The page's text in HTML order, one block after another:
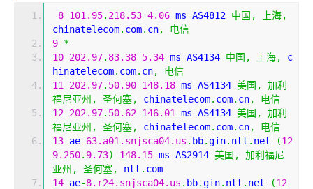
8 101.95. 218.53 4.06 ms AS4812 中国,
上海,
chinatelecom. com. cn,
电信
9 *
10 202.97. 83.38 5.34 ms AS4134 中国, 上海,
c
hinatelecom. com. cn,
电信
11
202.97. 50.90 148.18 ms AS4134 美国,
加利
福尼亚州,
圣何塞, chinatelecom. com. cn,
电信
12 202.97. 50.62 146.01 ms AS4134 美国,
加利
福尼亚州,
圣何塞, chinatelecom. com. cn,
电信
13 ae-63.a01.snjsca04.us . bb.gin. ntt . net (12
9.250. 9.73) 148.15 ms AS2914 美国,
加利福尼
亚州,
圣何塞, ntt . com
14 ae-8.r24.snjsca04.us . bb.gin. ntt . net (12